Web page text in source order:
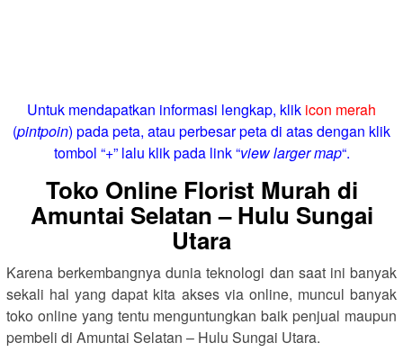
Untuk mendapatkan informasi lengkap, klik icon merah
(pintpoin) pada peta, atau perbesar peta di atas dengan klik
tombol “+” lalu klik pada link “view larger map“.
Toko Online Florist Murah di
Amuntai Selatan – Hulu Sungai
Utara
Karena berkembangnya dunia teknologi dan saat ini banyak
sekali hal yang dapat kita akses via online, muncul banyak
toko online yang tentu menguntungkan baik penjual maupun
pembeli di Amuntai Selatan – Hulu Sungai Utara.